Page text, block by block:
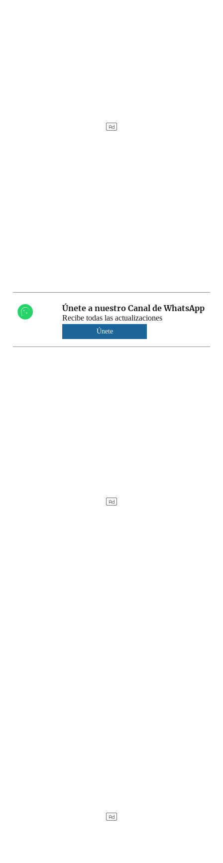
Únete a nuestro Canal de WhatsApp
Recibe todas las actualizaciones
Únete